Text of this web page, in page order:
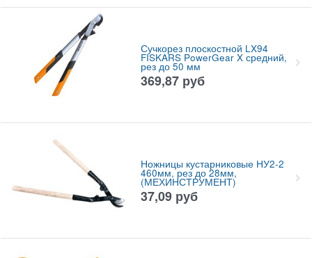
Сучкорез плоскостной LX94
FISKARS PowerGear X средний,
рез до 50 мм
369,87 руб
Ножницы кустарниковые НУ2-2
460мм, рез до 28мм,
(МЕХИНСТРУМЕНТ)
37,09 руб